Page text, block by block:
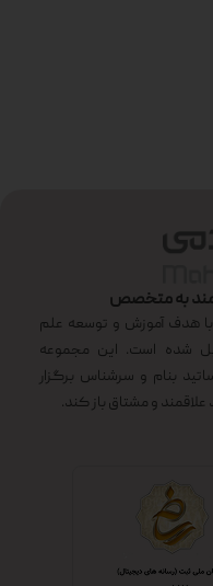
به متخصص
هدف آموزش و توسعه علم
شده است. این مجموعه
بنام و سرشناس برگزار
علاقمند و مشتاق باز کند.